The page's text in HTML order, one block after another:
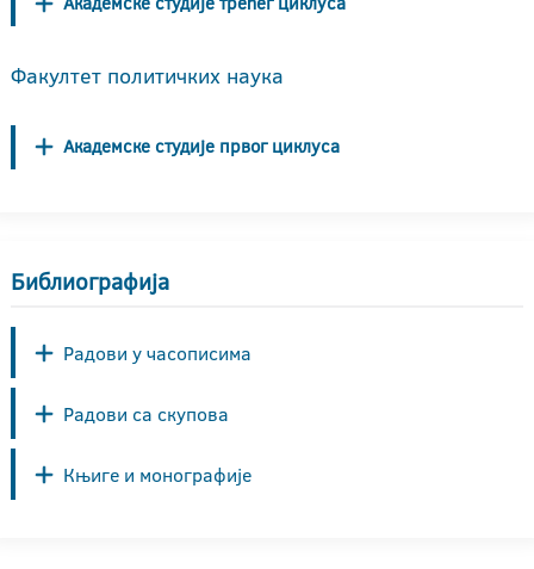
Факултет политичких наука
Академске студије првог циклуса
Библиографија
Радови у часописима
Радови са скупова
Књиге и монографије